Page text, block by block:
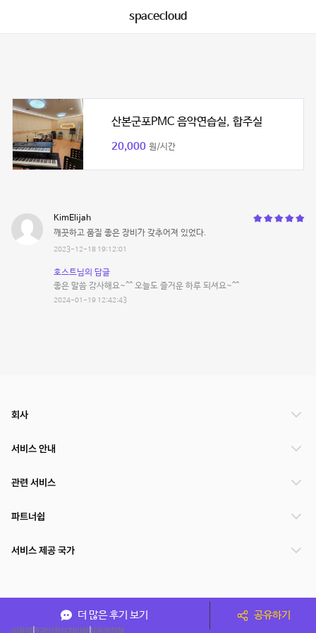
spacecloud
산본군포PMC 음악연습실, 합주실
20,000 원/시간
KimElijah
깨끗하고 품질 좋은 장비가 갖추어져 있었다.
2023-12-18 19:12:01
호스트님의 답글
좋은 말씀 감사해요~^^ 오늘도 즐거운 하루 되셔요~^^
2024-01-19 12:42:43
더 많은 후기 보기 공유하기
회사
서비스 안내
관련 서비스
파트너쉽
서비스 제공 국가
이용약관개인정보처리방침운영정책